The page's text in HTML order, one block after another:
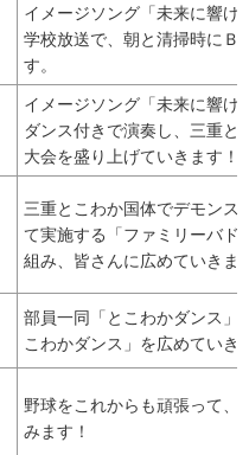
イメージソング「未来に響け
学校放送で、朝と清掃時にＢ
す。
イメージソング「未来に響け
ダンス付きで演奏し、三重と
大会を盛り上げていきます！
三重とこわか国体でデモンス
て実施する「ファミリーバド
組み、皆さんに広めていきま
部員一同「とこわかダンス」
こわかダンス」を広めていき
野球をこれからも頑張って、
みます！